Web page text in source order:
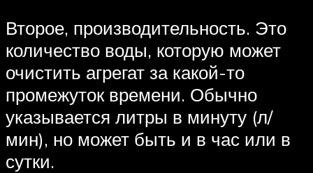
Второе, производительность. Это
количество воды, которую может
очистить агрегат за какой-то
промежуток времени. Обычно
указывается литры в минуту (л/
мин), но может быть и в час или в
сутки.